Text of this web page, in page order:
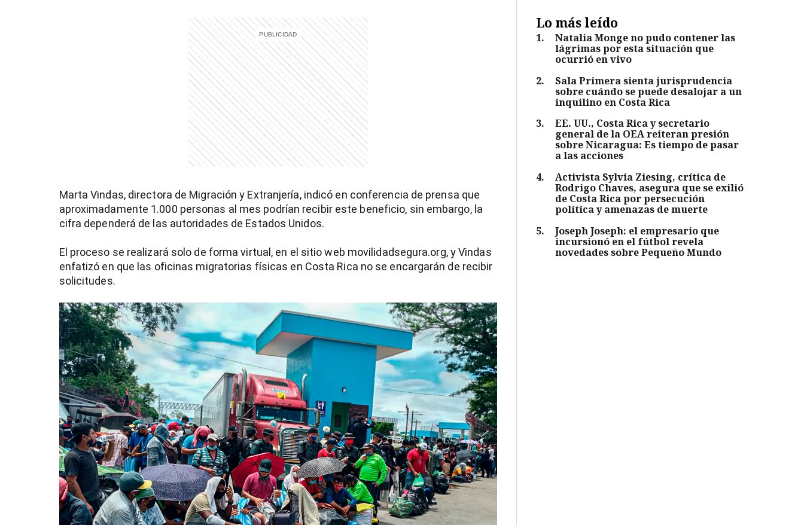
Marta Vindas, directora de Migración y Extranjería, indicó en conferencia de prensa que
aproximadamente 1.000 personas al mes podrían recibir este beneficio, sin embargo, la
cifra dependerá de las autoridades de Estados Unidos.
El proceso se realizará solo de forma virtual, en el sitio web movilidadsegura.org, y Vindas
enfatizó en que las oficinas migratorias físicas en Costa Rica no se encargarán de recibir
solicitudes.
Lo más leído
1.
Natalia Monge no pudo contener las
lágrimas por esta situación que
ocurrió en vivo
2.
Sala Primera sienta jurisprudencia
sobre cuándo se puede desalojar a un
inquilino en Costa Rica
3.
EE. UU., Costa Rica y secretario
general de la OEA reiteran presión
sobre Nicaragua: Es tiempo de pasar
a las acciones
4.
Activista Sylvia Ziesing, crítica de
Rodrigo Chaves, asegura que se exilió
de Costa Rica por persecución
política y amenazas de muerte
5.
Joseph Joseph: el empresario que
incursionó en el fútbol revela
novedades sobre Pequeño Mundo